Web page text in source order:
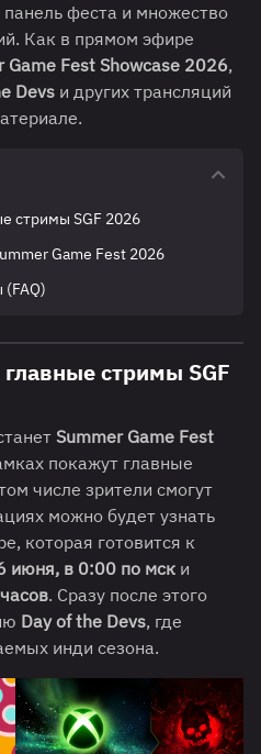
феста и множество
Как в прямом эфире
Game Fest Showcase 2026,
Devs и других трансляций
стримы SGF 2026
Game Fest 2026
стримы SGF
Summer Game Fest
покажут главные
числе зрители смогут
можно будет узнать
которая готовится к
июня, в 0:00 по мск и
. Сразу после этого
Day of the Devs, где
инди сезона.